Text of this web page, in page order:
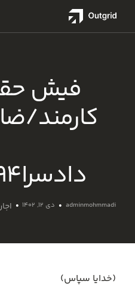
فیش
کارمند/
دادسرا۰۹۱۹۹۲۸۵۶۹۴
adminmohmmadi دی ۱۲, ۱۴۰۲
(خدایا سپاس)